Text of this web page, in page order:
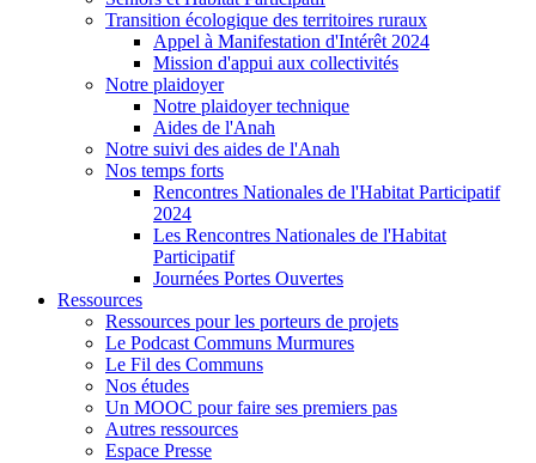
Transition écologique des territoires ruraux
Appel à Manifestation d'Intérêt 2024
Mission d'appui aux collectivités
Notre plaidoyer
Notre plaidoyer technique
Aides de l'Anah
Notre suivi des aides de l'Anah
Nos temps forts
Rencontres Nationales de l'Habitat Participatif
2024
Les Rencontres Nationales de l'Habitat
Participatif
Journées Portes Ouvertes
Ressources
Ressources pour les porteurs de projets
Le Podcast Communs Murmures
Le Fil des Communs
Nos études
Un MOOC pour faire ses premiers pas
Autres ressources
Espace Presse